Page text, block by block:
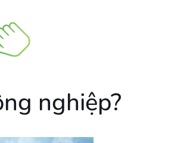
nghiệp?